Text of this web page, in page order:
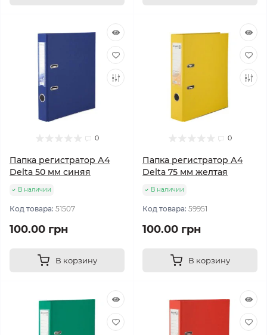
0
Папка регистратор А4
Delta 50 мм синяя
В наличии
Код товара: 51507
100.00 грн
В корзину
0
Папка регистратор А4
Delta 75 мм желтая
В наличии
Код товара: 59951
100.00 грн
В корзину